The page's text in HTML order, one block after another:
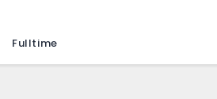
Fulltime